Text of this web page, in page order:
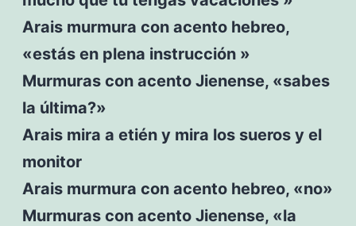
Arais murmura con acento hebreo,
«estás en plena instrucción »
Murmuras con acento Jienense, «sabes
la última?»
Arais mira a etién y mira los sueros y el
monitor
Arais murmura con acento hebreo, «no»
Murmuras con acento Jienense, «la